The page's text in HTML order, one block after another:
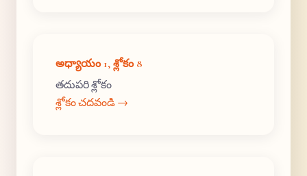
అధ్యాయం 1, శ్లోకం 8
తదుపరి శ్లోకం
శ్లోకం చదవండి →